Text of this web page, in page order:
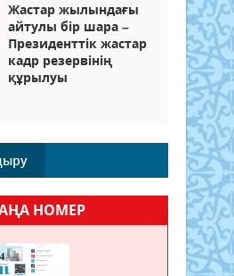
Жастар жылындағы
айтулы бір шара –
Президенттік жастар
кадр резервінің
құрылуы
НОМЕР